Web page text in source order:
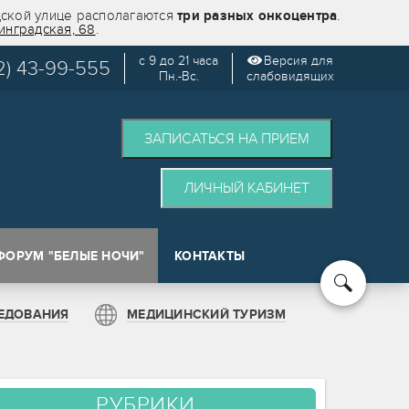
улице располагаются три разных онкоцентра.
68.
43-99-555
с 9 до 21 часа
Пн.-Вс.
Версия для
слабовидящих
ЗАПИСАТЬСЯ НА ПРИЕМ
ЛИЧНЫЙ КАБИНЕТ
"БЕЛЫЕ НОЧИ" КОНТАКТЫ
МЕДИЦИНСКИЙ ТУРИЗМ